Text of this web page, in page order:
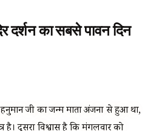
दर्शन का सबसे पावन दिन
जी का जन्म माता अंजना से हुआ था,